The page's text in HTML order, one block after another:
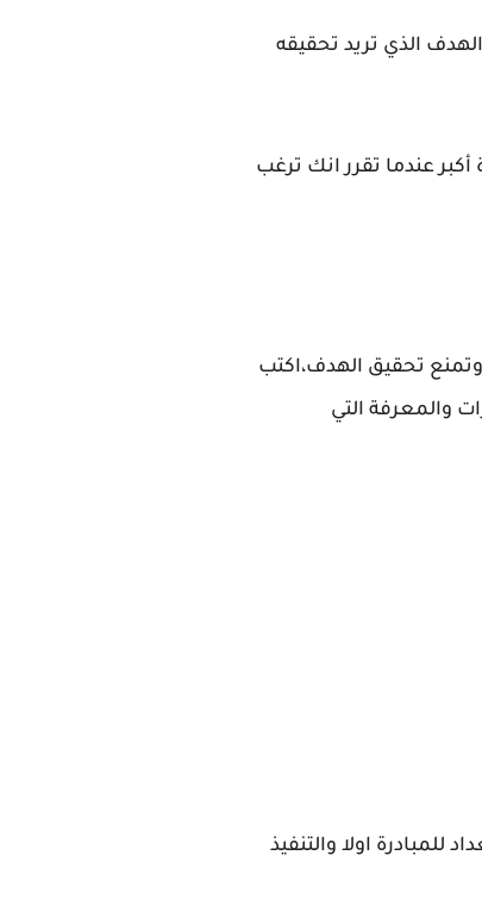
الذي تريد تحقيقه
عندما تقرر انك ترغب
تحقيق الهدف،اكتب
والمعرفة التي
اولا والتنفيذ